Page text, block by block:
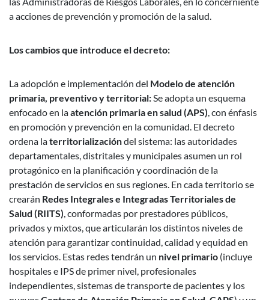
a acciones de prevención y promoción de la salud.
Los cambios que introduce el decreto:
La adopción e implementación del Modelo de atención
primaria, preventivo y territorial:Se adopta un esquema
enfocado en laatención primaria en salud (APS), con énfasis
en promoción y prevención en la comunidad. El decreto
ordena laterritorializacióndel sistema: las autoridades
departamentales, distritales y municipales asumen un rol
protagónico en la planificación y coordinación de la
prestación de servicios en sus regiones. En cada territorio se
crearán Redes Integrales e Integradas Territoriales de
Salud (RIITS), conformadas por prestadores públicos,
privados y mixtos, que articularán los distintos niveles de
atención para garantizar continuidad, calidad y equidad en
los servicios. Estas redes tendrán un nivel primario (incluye
hospitales e IPS de primer nivel, profesionales
independientes, sistemas de transporte de pacientes y los